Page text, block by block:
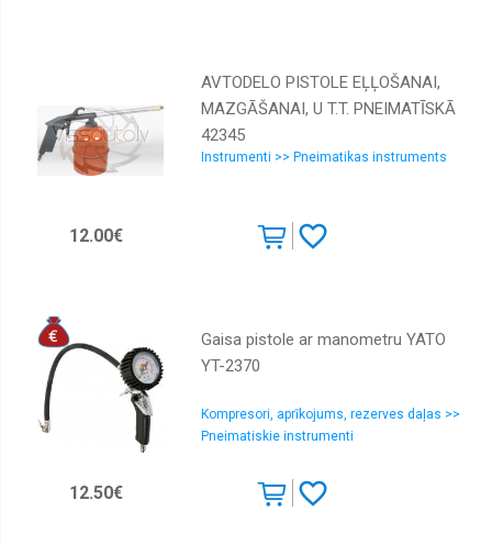
AVTODELO PISTOLE EĻĻOŠANAI,
MAZGĀŠANAI, U T.T. PNEIMATĪSKĀ
42345
Instrumenti >> Pneimatikas instruments
12.00€
Gaisa pistole ar manometru YATO
YT-2370
Kompresori, aprīkojums, rezerves daļas >>
Pneimatiskie instrumenti
12.50€